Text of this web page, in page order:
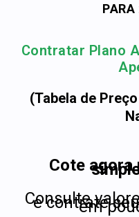
PARA
Contratar Plano
(Tabela de
Cote agora
Consulte
e contrate
em